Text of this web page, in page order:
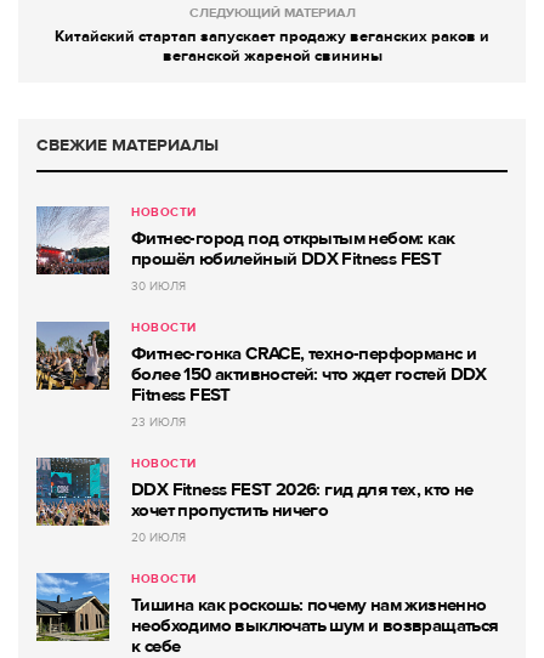
СЛЕДУЮЩИЙ МАТЕРИАЛ
Китайский стартап запускает продажу веганских раков и
веганской жареной свинины
СВЕЖИЕ МАТЕРИАЛЫ
НОВОСТИ
Фитнес-город под открытым небом: как
прошёл юбилейный DDX Fitness FEST
30 ИЮЛЯ
НОВОСТИ
Фитнес-гонка CRACE, техно-перформанс и
более 150 активностей: что ждет гостей DDX
Fitness FEST
23 ИЮЛЯ
НОВОСТИ
DDX Fitness FEST 2026: гид для тех, кто не
хочет пропустить ничего
20 ИЮЛЯ
НОВОСТИ
Тишина как роскошь: почему нам жизненно
необходимо выключать шум и возвращаться
к себе